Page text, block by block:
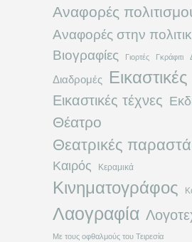
Αναφορές
Αναφορές στην
Βιογραφίες Γιορτές Γκράφιτι
Διαδρομές
Εικαστικές τέχνες
Θέατρο
Θεατρικές
Καιρός Κεραμικά
Κινηματογράφος
Λαογραφία
Με τους οφθαλμούς του Τειρεσία